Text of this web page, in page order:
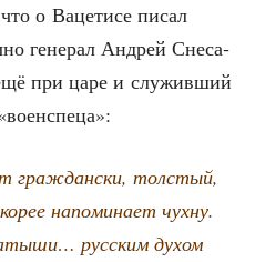
о Ваце­ти­се писал
гене­рал Андрей Сне­са­
при царе и слу­жив­ший
граж­дан­ски, тол­стый,
напо­ми­на­ет чух­ну.
рус­ским духом